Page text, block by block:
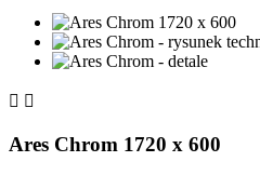
 
Ares Chrom 1720 x 600